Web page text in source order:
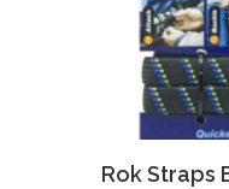
Agregar
Rok Straps